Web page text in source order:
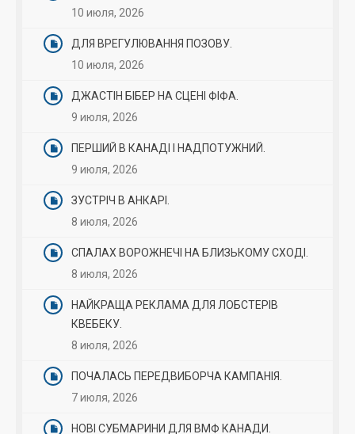
10 июля, 2026
ДЛЯ ВРЕГУЛЮВАННЯ ПОЗОВУ.
10 июля, 2026
ДЖАСТІН БІБЕР НА СЦЕНІ ФІФА.
9 июля, 2026
ПЕРШИЙ В КАНАДІ І НАДПОТУЖНИЙ.
9 июля, 2026
ЗУСТРІЧ В АНКАРІ.
8 июля, 2026
СПАЛАХ ВОРОЖНЕЧІ НА БЛИЗЬКОМУ СХОДІ.
8 июля, 2026
НАЙКРАЩА РЕКЛАМА ДЛЯ ЛОБСТЕРІВ
КВЕБЕКУ.
8 июля, 2026
ПОЧАЛАСЬ ПЕРЕДВИБОРЧА КАМПАНІЯ.
7 июля, 2026
НОВІ СУБМАРИНИ ДЛЯ ВМФ КАНАДИ.